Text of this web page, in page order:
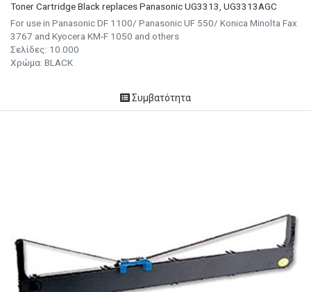
Toner Cartridge Black replaces Panasonic UG3313, UG3313AGC
For use in Panasonic DF 1100/ Panasonic UF 550/ Konica Minolta Fax
3767 and Kyocera KM-F 1050 and others
Σελίδες: 10.000
Χρώμα: BLACK
Συμβατότητα